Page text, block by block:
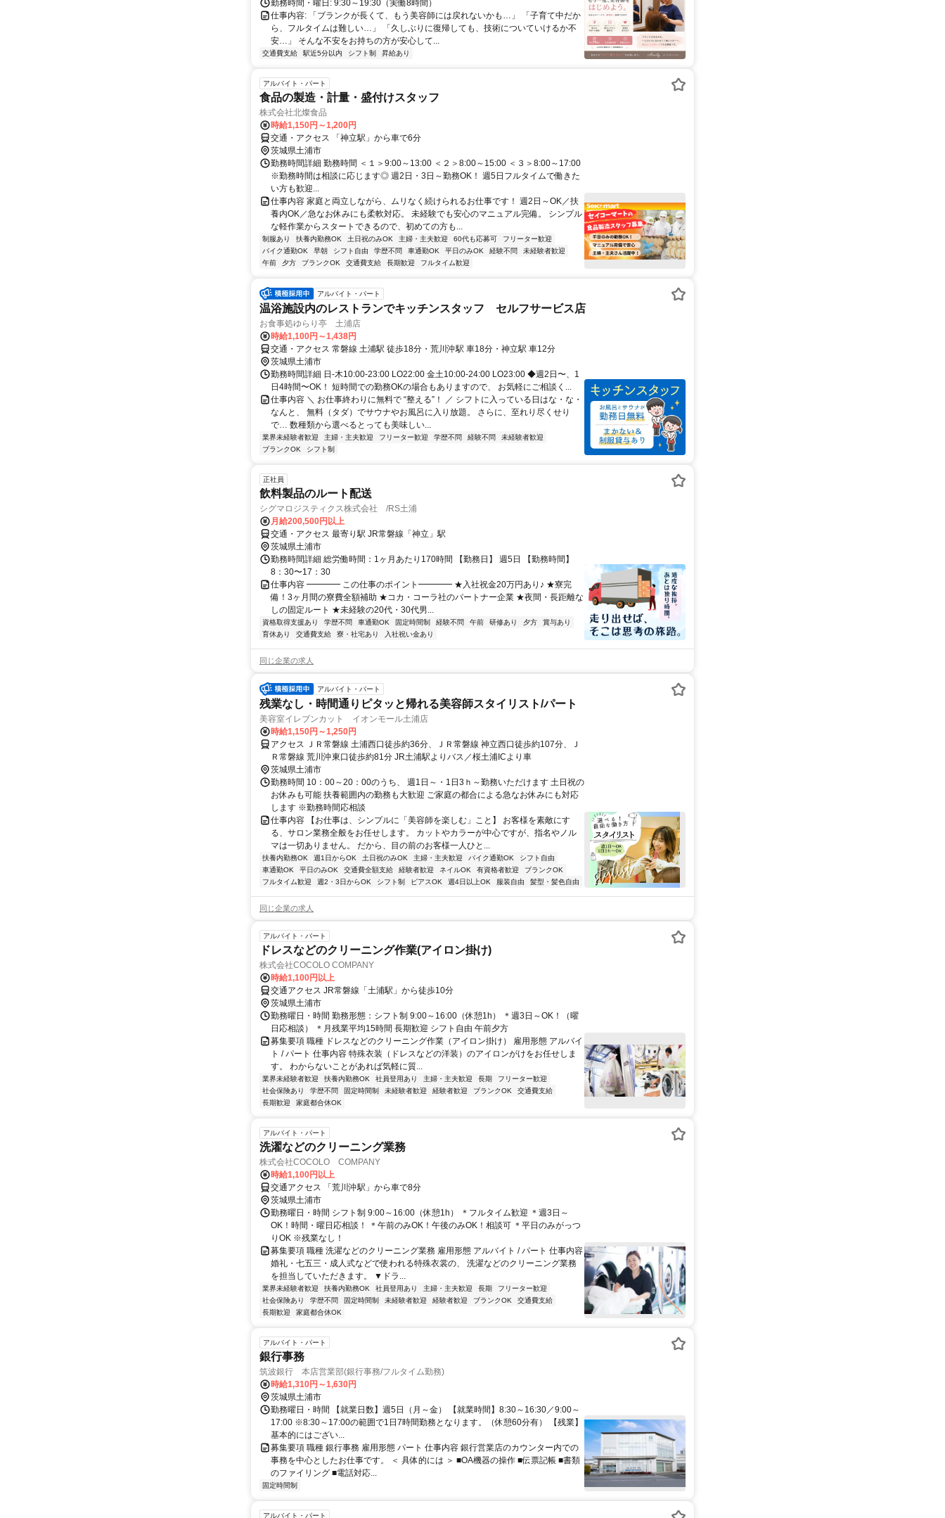
勤務時間・曜日: 9:30～19:30（実働8時間）
仕事内容: 「ブランクが長くて、もう美容師には戻れないかも…」 「子育て中だか
ら、フルタイムは難しい…」 「久しぶりに復帰しても、技術についていけるか不
安…」 そんな不安をお持ちの方が安心して...
交通費支給 駅近5分以内 シフト制 昇給あり
アルバイト・パート
食品の製造・計量・盛付けスタッフ
株式会社北燦食品
時給1,150円～1,200円
交通・アクセス 「神立駅」から車で6分
茨城県土浦市
勤務時間詳細 勤務時間 ＜１＞9:00～13:00 ＜２＞8:00～15:00 ＜３＞8:00～17:00
※勤務時間は相談に応じます◎ 週2日・3日～勤務OK！ 週5日フルタイムで働きた
い方も歓迎...
仕事内容 家庭と両立しながら、ムリなく続けられるお仕事です！ 週2日～OK／扶
養内OK／急なお休みにも柔軟対応。 未経験でも安心のマニュアル完備。 シンプル
な軽作業からスタートできるので、初めての方も...
制服あり 扶養内勤務OK 土日祝のみOK 主婦・主夫歓迎 60代も応募可
フリーター歓迎
バイク通勤OK
早朝 シフト自由 学歴不問 車通勤OK 平日のみOK 経験不問
未経験者歓迎
午前
夕方 ブランクOK 交通費支給 長期歓迎 フルタイム歓迎
アルバイト・パート
温浴施設内のレストランでキッチンスタッフ セルフサービス店
お食事処ゆらり亭 土浦店
時給1,100円～1,438円
交通・アクセス 常磐線 土浦駅 徒歩18分・荒川沖駅 車18分・神立駅 車12分
茨城県土浦市
勤務時間詳細 日-木10:00-23:00 LO22:00 金土10:00-24:00 LO23:00 ◆週2日〜、1
日4時間〜OK！ 短時間での勤務OKの場合もありますので、 お気軽にご相談く...
仕事内容 ＼ お仕事終わりに無料で “整える”！ ／ シフトに入っている日はな・な・
なんと、 無料（タダ）でサウナやお風呂に入り放題。 さらに、至れり尽くせり
で… 数種類から選べるとっても美味しい...
業界未経験者歓迎 主婦・主夫歓迎 フリーター歓迎 学歴不問 経験不問
未経験者歓迎
ブランクOK
シフト制
正社員
飲料製品のルート配送
シグマロジスティクス株式会社 /RS土浦
月給200,500円以上
交通・アクセス 最寄り駅 JR常磐線「神立」駅
茨城県土浦市
勤務時間詳細 総労働時間：1ヶ月あたり170時間 【勤務日】 週5日 【勤務時間】
8：30〜17：30
仕事内容 ━━━━ この仕事のポイント━━━━ ★入社祝金20万円あり♪ ★寮完
備！3ヶ月間の寮費全額補助 ★コカ・コーラ社のパートナー企業 ★夜間・長距離な
しの固定ルート ★未経験の20代・30代男...
資格取得支援あり 学歴不問 車通勤OK 固定時間制 経験不問 午前 研修あり 夕方
賞与あり
育休あり
交通費支給 寮・社宅あり 入社祝い金あり
同じ企業の求人
アルバイト・パート
残業なし・時間通りピタッと帰れる美容師スタイリスト/パート
美容室イレブンカット イオンモール土浦店
時給1,150円～1,250円
アクセス ＪＲ常磐線 土浦西口徒歩約36分、ＪＲ常磐線 神立西口徒歩約107分、Ｊ
Ｒ常磐線 荒川沖東口徒歩約81分 JR土浦駅よりバス／桜土浦ICより車
茨城県土浦市
勤務時間 10：00～20：00のうち、 週1日～・1日3ｈ～勤務いただけます 土日祝の
お休みも可能 扶養範囲内の勤務も大歓迎 ご家庭の都合による急なお休みにも対応
します ※勤務時間応相談
仕事内容 【お仕事は、シンプルに「美容師を楽しむ」こと】 お客様を素敵にす
る、サロン業務全般をお任せします。 カットやカラーが中心ですが、指名やノル
マは一切ありません。 だから、目の前のお客様一人ひと...
扶養内勤務OK 週1日からOK 土日祝のみOK 主婦・主夫歓迎 バイク通勤OK
シフト自由
車通勤OK
平日のみOK 交通費全額支給 経験者歓迎 ネイルOK 有資格者歓迎
ブランクOK
フルタイム歓迎
週2・3日からOK シフト制 ピアスOK 週4日以上OK 服装自由 髪型・髪色自由
同じ企業の求人
アルバイト・パート
ドレスなどのクリーニング作業(アイロン掛け)
株式会社COCOLO COMPANY
時給1,100円以上
交通アクセス JR常磐線「土浦駅」から徒歩10分
茨城県土浦市
勤務曜日・時間 勤務形態：シフト制 9:00～16:00（休憩1h） ＊週3日～OK！（曜
日応相談） ＊月残業平均15時間 長期歓迎 シフト自由 午前夕方
募集要項 職種 ドレスなどのクリーニング作業（アイロン掛け） 雇用形態 アルバイ
ト / パート 仕事内容 特殊衣装（ドレスなどの洋装）のアイロンがけをお任せしま
す。 わからないことがあれば気軽に質...
業界未経験者歓迎 扶養内勤務OK 社員登用あり 主婦・主夫歓迎 長期
フリーター歓迎
社会保険あり
学歴不問 固定時間制 未経験者歓迎 経験者歓迎 ブランクOK
交通費支給
長期歓迎
家庭都合休OK
アルバイト・パート
洗濯などのクリーニング業務
株式会社COCOLO COMPANY
時給1,100円以上
交通アクセス 「荒川沖駅」から車で8分
茨城県土浦市
勤務曜日・時間 シフト制 9:00～16:00（休憩1h） ＊フルタイム歓迎 ＊週3日～
OK！時間・曜日応相談！ ＊午前のみOK！午後のみOK！相談可 ＊平日のみがっつ
りOK ※残業なし！
募集要項 職種 洗濯などのクリーニング業務 雇用形態 アルバイト / パート 仕事内容
婚礼・七五三・成人式などで使われる特殊衣裳の、 洗濯などのクリーニング業務
を担当していただきます。 ▼ドラ...
業界未経験者歓迎 扶養内勤務OK 社員登用あり 主婦・主夫歓迎 長期
フリーター歓迎
社会保険あり
学歴不問 固定時間制 未経験者歓迎 経験者歓迎 ブランクOK
交通費支給
長期歓迎
家庭都合休OK
アルバイト・パート
銀行事務
筑波銀行 本店営業部(銀行事務/フルタイム勤務)
時給1,310円～1,630円
茨城県土浦市
勤務曜日・時間 【就業日数】週5日（月～金） 【就業時間】8:30～16:30／9:00～
17:00 ※8:30～17:00の範囲で1日7時間勤務となります。（休憩60分有） 【残業】
基本的にはござい...
募集要項 職種 銀行事務 雇用形態 パート 仕事内容 銀行営業店のカウンター内での
事務を中心としたお仕事です。 ＜ 具体的には ＞ ■OA機器の操作 ■伝票記帳 ■書類
のファイリング ■電話対応...
固定時間制
アルバイト・パート